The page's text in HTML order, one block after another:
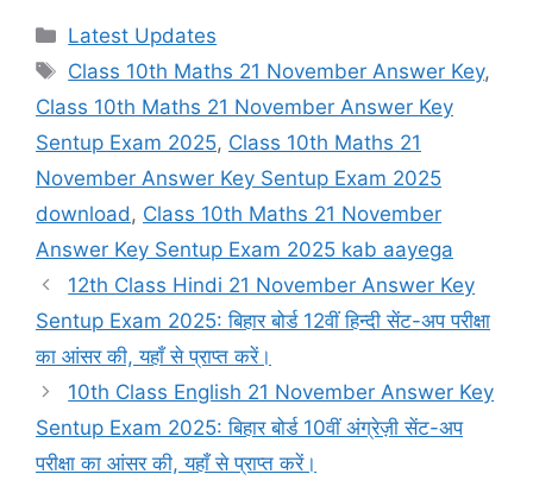
Categories
Latest Updates
Tags
Class 10th Maths 21 November Answer Key,
Class 10th Maths 21 November Answer Key
Sentup Exam 2025, Class 10th Maths 21
November Answer Key Sentup Exam 2025
download, Class 10th Maths 21 November
Answer Key Sentup Exam 2025 kab aayega
12th Class Hindi 21 November Answer Key
Sentup Exam 2025: बिहार बोर्ड 12वीं हिन्दी सेंट-अप परीक्षा
का आंसर की, यहाँ से प्राप्त करें।
10th Class English 21 November Answer Key
Sentup Exam 2025: बिहार बोर्ड 10वीं अंग्रेज़ी सेंट-अप
परीक्षा का आंसर की, यहाँ से प्राप्त करें।